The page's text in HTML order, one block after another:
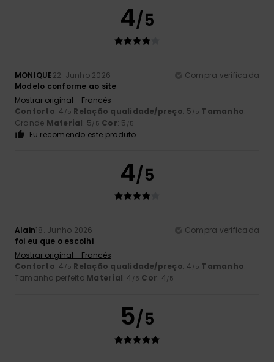
4/5
MONIQUE22. Junho 2026
Compra verificada
Modelo conforme ao site
Mostrar original - Francês
Conforto: 4 /5 Relação qualidade/preço: 5 /5 Tamanho:
Grande Material: 5/5 Cor: 5 /5
Eu recomendo este produto
4/5
Alain18. Junho 2026
Compra verificada
foi eu que o escolhi
Mostrar original - Francês
Conforto: 4 /5 Relação qualidade/preço: 4 /5 Tamanho:
Tamanho perfeito Material: 4 /5 Cor: 4/5
5/5